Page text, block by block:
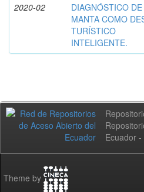
2020-02
DIAGNÓSTICO DE
MANTA COMO
TURÍSTICO
INTELIGENTE.
Ecuador -
Theme by